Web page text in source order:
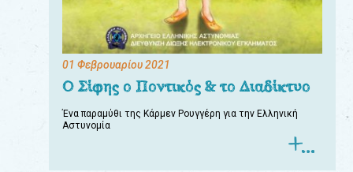
01 Φεβρουαρίου 2021
Ο Σίφης ο Ποντικός & το Διαδίκτυο
Ένα παραμύθι της Κάρμεν Ρουγγέρη για την Ελληνική
Αστυνομία